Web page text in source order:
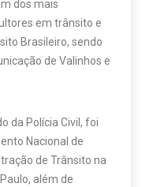
dos mais
em trânsito e
Brasileiro, sendo
de Valinhos e
da Polícia Civil, foi
Nacional de
de Trânsito na
além de